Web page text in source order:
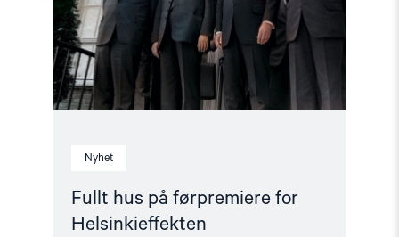
Nyhet
Fullt hus på førpremiere for
Helsinkieffekten